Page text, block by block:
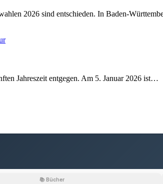
2026 sind entschieden. In Baden-
Jahreszeit entgegen. Am 5. Januar 2026 ist…
📚 Bücher